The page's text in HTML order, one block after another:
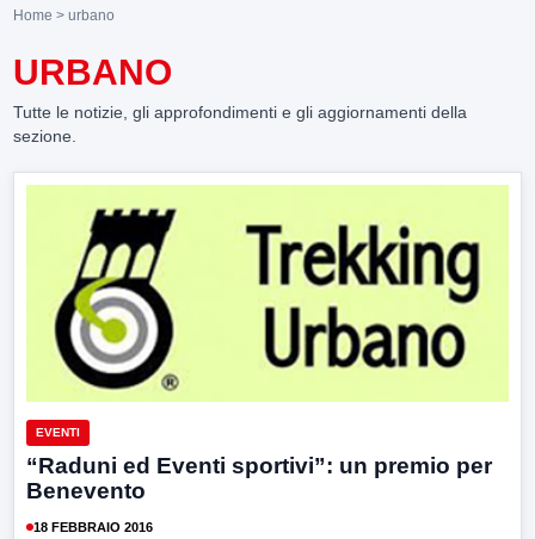
Home > urbano
URBANO
Tutte le notizie, gli approfondimenti e gli aggiornamenti della
sezione.
EVENTI
“Raduni ed Eventi sportivi”: un premio per
Benevento
18 FEBBRAIO 2016